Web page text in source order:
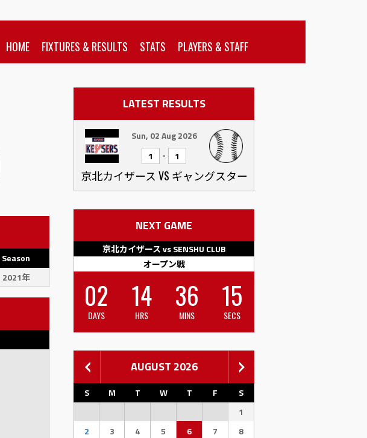
HOME FIXTURES & RESULTS STATS PLAYERS & STAFF
Season
2021年
LATEST RESULTS
Sun, 02 Aug 2026
1
- 1
京北カイザース VS ギャングスター
NEXT GAME
京北カイザース vs SENSHU CLUB
オープン戦
02
DAYS
14
HRS
36
MINS
15
SECS
AUGUST 2026
S M T W T F
S
1
2
3 4 5 6 7
8